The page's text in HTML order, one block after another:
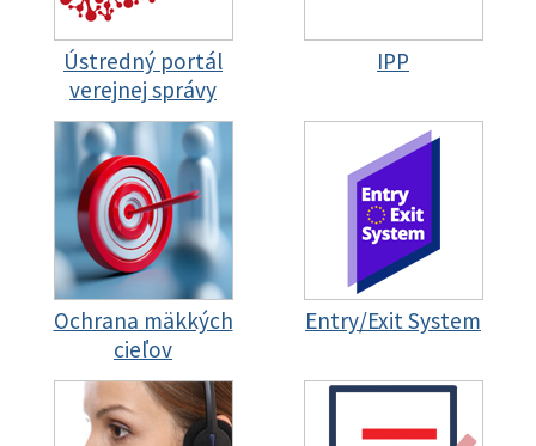
Ústredný portál
verejnej správy
IPP
Ochrana mäkkých
cieľov
Entry/Exit System